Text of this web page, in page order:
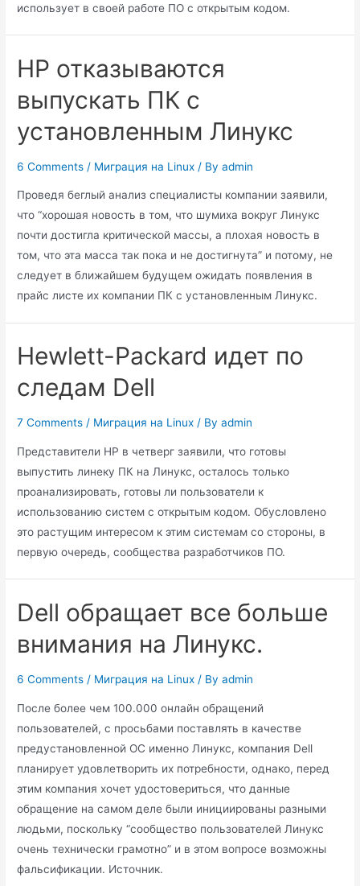
использует в своей работе ПО с открытым кодом.
HP отказываются
выпускать ПК с
установленным Линукс
6 Comments / Миграция на Linux / Byadmin
Проведя беглый анализ специалисты компании заявили,
что “хорошая новость в том, что шумиха вокруг Линукс
почти достигла критической массы, а плохая новость в
том, что эта масса так пока и не достигнута” и потому, не
следует в ближайшем будущем ожидать появления в
прайс листе их компании ПК с установленным Линукс.
Hewlett-Packard идет по
следам Dell
7 Comments / Миграция на Linux / Byadmin
Представители HP в четверг заявили, что готовы
выпустить линеку ПК на Линукс, осталось только
проанализировать, готовы ли пользователи к
использованию систем с открытым кодом. Обусловлено
это растущим интересом к этим системам со стороны, в
первую очередь, сообщества разработчиков ПО.
Dell обращает все больше
внимания на Линукс.
6 Comments / Миграция на Linux / Byadmin
После более чем 100.000 онлайн обращений
пользователей, с просьбами поставлять в качестве
предустановленной ОС именно Линукс, компания Dell
планирует удовлетворить их потребности, однако, перед
этим компания хочет удостовериться, что данные
обращение на самом деле были инициированы разными
людьми, поскольку “сообщество пользователей Линукс
очень технически грамотно” и в этом вопросе возможны
фальсификации. Источник.